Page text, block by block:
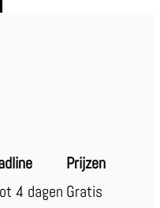
Prijzen
4 dagen Gratis